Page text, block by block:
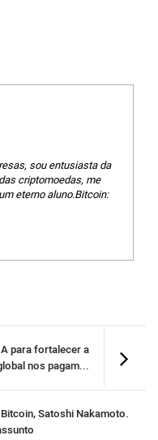
sou entusiasta da
criptomoedas, me
eterno aluno.Bitcoin:
para fortalecer a
nos pagam...
Satoshi Nakamoto.